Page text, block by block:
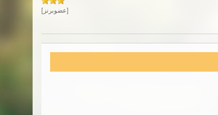
[عضوبرنز]